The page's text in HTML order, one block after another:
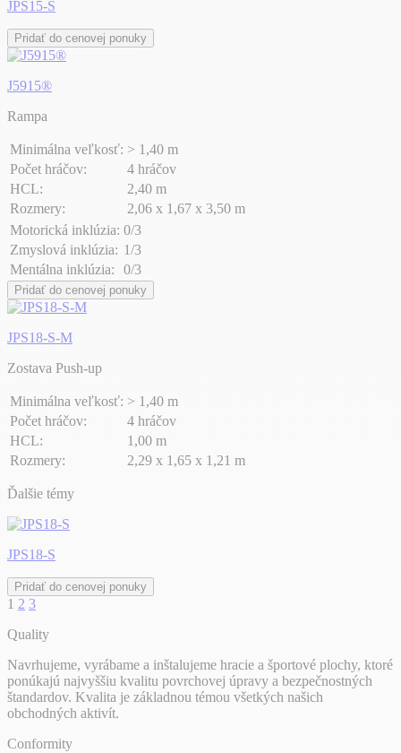
JPS15-S
Pridať do cenovej ponuky
J5915®
Rampa
Minimálna veľkosť: > 1,40 m
Počet hráčov:
4 hráčov
HCL:
2,40 m
Rozmery:
2,06 x 1,67 x 3,50 m
Motorická inklúzia: 0/3
Zmyslová inklúzia: 1/3
Mentálna inklúzia:
0/3
Pridať do cenovej ponuky
JPS18-S-M
Zostava Push-up
Minimálna veľkosť: > 1,40 m
Počet hráčov:
4 hráčov
HCL:
1,00 m
Rozmery:
2,29 x 1,65 x 1,21 m
Ďalšie témy
JPS18-S
Pridať do cenovej ponuky
1 2 3
Quality
Navrhujeme, vyrábame a inštalujeme hracie a športové plochy, ktoré
ponúkajú najvyššiu kvalitu povrchovej úpravy a bezpečnostných
štandardov. Kvalita je základnou témou všetkých našich
obchodných aktivít.
Conformity